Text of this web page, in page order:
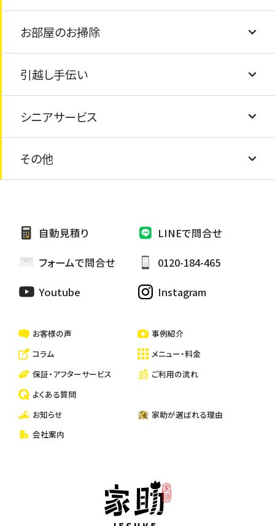
塗装工事
屋根の葺き替え
防水工事
外壁シーリング補修
雨樋修繕/つまり
仏壇の処分・閉眼供養
ピアノの処分
太陽光パネルの処分
太陽熱温水器の処分
家具の処分
給湯器の交換
水道の蛇口交換
蛇口の水漏れ
害獣駆除
エアコンクリーニング
エアコン取付け・取外し
エアコンの撤去・処分
お部屋のお掃除
畳の交換
障子・襖の張り替え
網戸の交換
カーテン取り替け
ハウスクリーニング
一戸建て・マンション・アパートの清掃
引越し手伝い
引越し手伝い
シニアサービス
安心シニアサービス
その他
ペットのお世話・散歩代行
自動見積り
LINEで問合せ
フォームで問合せ
0120-184-465
Youtube
Instagram
お客様の声
事例紹介
コラム
メニュー・料金
保証・アフターサービス
ご利用の流れ
よくある質問
お知らせ
家助が選ばれる理由
会社案内